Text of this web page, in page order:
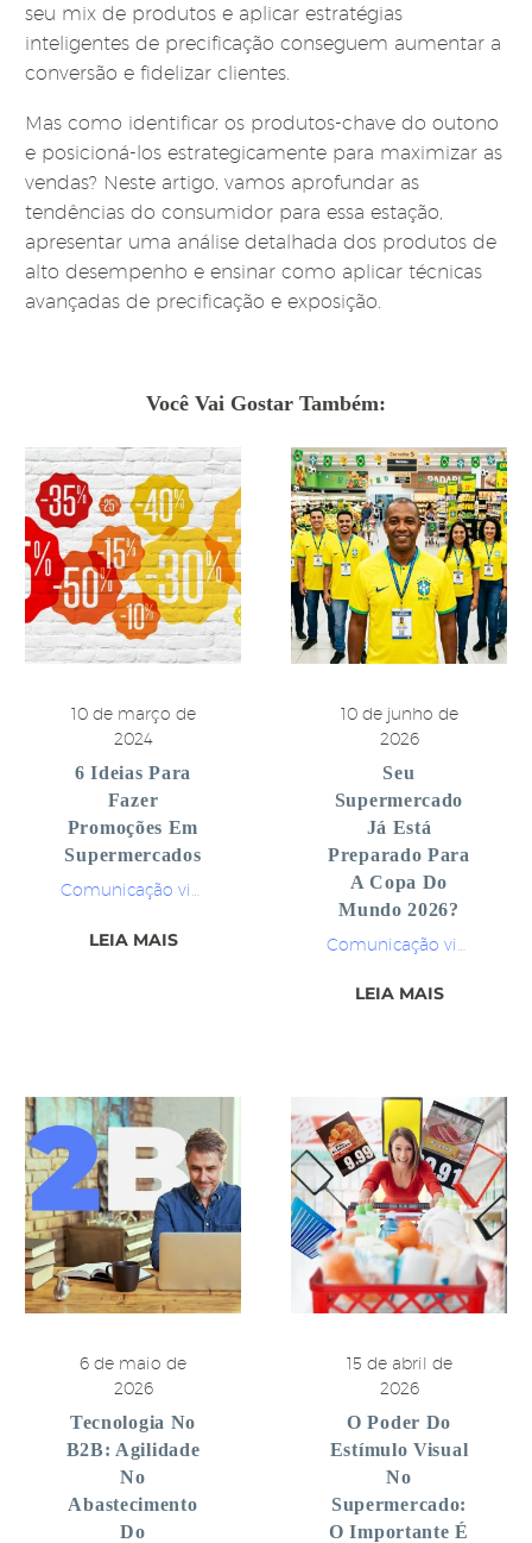
seu mix de produtos e aplicar estratégias
inteligentes de precificação conseguem aumentar a
conversão e fidelizar clientes.
Mas como identificar os produtos-chave do outono
e posicioná-los estrategicamente para maximizar as
vendas? Neste artigo, vamos aprofundar as
tendências do consumidor para essa estação,
apresentar uma análise detalhada dos produtos de
alto desempenho e ensinar como aplicar técnicas
avançadas de precificação e exposição.
Você Vai Gostar Também:
10 de março de
2024
6 Ideias Para
Fazer
Promoções Em
Supermercados
Merchandising Supermercados
LEIA MAIS
10 de junho de
2026
Seu
Supermercado
Já Está
Preparado Para
A Copa Do
Mundo 2026?
LEIA MAIS
6 de maio de
2026
Tecnologia No
B2B: Agilidade
No
Abastecimento
Do
15 de abril de
2026
O Poder Do
Estímulo Visual
No
Supermercado:
O Importante É